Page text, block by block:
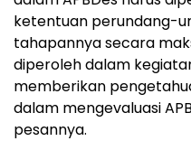
ketentuan perundang-
tahapannya secara
diperoleh dalam
memberikan
dalam mengevaluasi
pesannya.